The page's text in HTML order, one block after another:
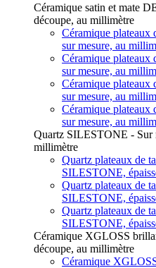
Céramique satin et mate
découpe, au millimètre
Céramique plateaux
sur mesure, au
Céramique plateaux
sur mesure, au
Céramique plateaux
sur mesure, au
Céramique plateaux
sur mesure, au
Quartz SILESTONE - Sur
millimètre
Quartz plateaux de
SILESTONE,
Quartz plateaux de
SILESTONE,
Quartz plateaux de
SILESTONE,
Céramique XGLOSS
découpe, au millimètre
Céramique